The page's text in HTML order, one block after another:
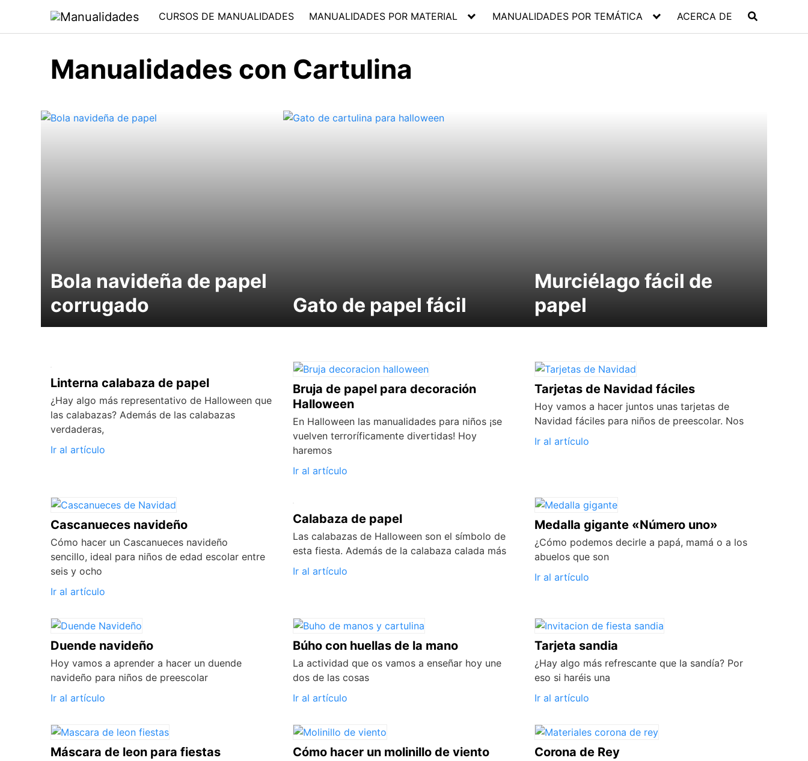
contenido
CURSOS DE MANUALIDADES MANUALIDADES POR MATERIAL MANUALIDADES POR TEMÁTICA ACERCA DE
Manualidades con Cartulina
Bola navideña de papel
corrugado
Gato de papel fácil
Murciélago fácil de
papel
Linterna calabaza de papel
¿Hay algo más representativo de Halloween que
las calabazas? Además de las calabazas
verdaderas,
Ir al artículo
Bruja de papel para decoración
Halloween
En Halloween las manualidades para niños ¡se
vuelven terroríficamente divertidas! Hoy
haremos
Ir al artículo
Tarjetas de Navidad fáciles
Hoy vamos a hacer juntos unas tarjetas de
Navidad fáciles para niños de preescolar. Nos
Ir al artículo
Cascanueces navideño
Cómo hacer un Cascanueces navideño
sencillo, ideal para niños de edad escolar entre
seis y ocho
Ir al artículo
Calabaza de papel
Las calabazas de Halloween son el símbolo de
esta fiesta. Además de la calabaza calada más
Ir al artículo
Medalla gigante «Número uno»
¿Cómo podemos decirle a papá, mamá o a los
abuelos que son
Ir al artículo
Duende navideño
Hoy vamos a aprender a hacer un duende
navideño para niños de preescolar
Ir al artículo
Búho con huellas de la mano
La actividad que os vamos a enseñar hoy une
dos de las cosas
Ir al artículo
Tarjeta sandia
¿Hay algo más refrescante que la sandía? Por
eso si haréis una
Ir al artículo
Máscara de leon para fiestas Cómo hacer un molinillo de viento Corona de Rey